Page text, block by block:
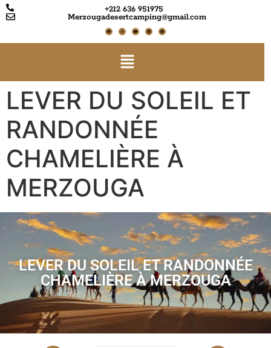
+212 636 951975
Merzougadesertcamping@gmail.com
LEVER DU SOLEIL ET
RANDONNÉE
CHAMELIÈRE À
MERZOUGA
LEVER DU SOLEIL ET RANDONNÉE
CHAMELIÈRE À MERZOUGA